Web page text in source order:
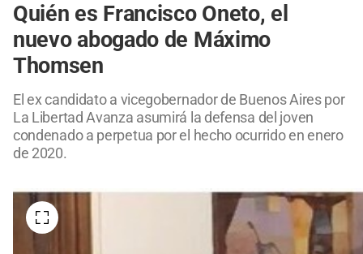
Quién es Francisco Oneto, el
nuevo abogado de Máximo
Thomsen
El ex candidato a vicegobernador de Buenos Aires por
La Libertad Avanza asumirá la defensa del joven
condenado a perpetua por el hecho ocurrido en enero
de 2020.